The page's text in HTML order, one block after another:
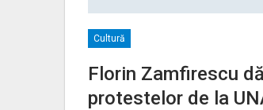
Cultură
Florin Zamfirescu
protestelor de la